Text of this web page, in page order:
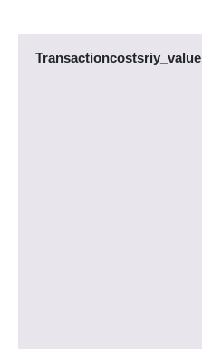
Transactioncostsriy_value